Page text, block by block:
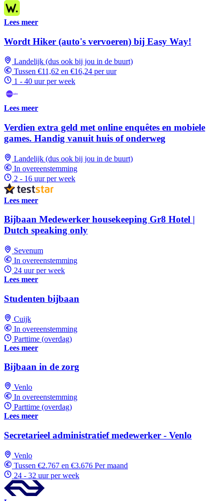
Lees meer
Wordt Hiker (auto's vervoeren) bij Easy Way!
Landelijk (dus ook bij jou in de buurt)
Tussen €11,62 en €16,24 per uur
1 - 40 uur per week
Lees meer
Verdien extra geld met online enquêtes en mobiele
games. Handig vanuit huis of onderweg
Landelijk (dus ook bij jou in de buurt)
In overeenstemming
2 - 16 uur per week
Lees meer
Bijbaan Medewerker housekeeping Gr8 Hotel |
Dutch speaking only
Sevenum
In overeenstemming
24 uur per week
Lees meer
Studenten bijbaan
Cuijk
In overeenstemming
Parttime (overdag)
Lees meer
Bijbaan in de zorg
Venlo
In overeenstemming
Parttime (overdag)
Lees meer
Secretarieel administratief medewerker - Venlo
Venlo
Tussen €2.767 en €3.676 Per maand
24 - 32 uur per week